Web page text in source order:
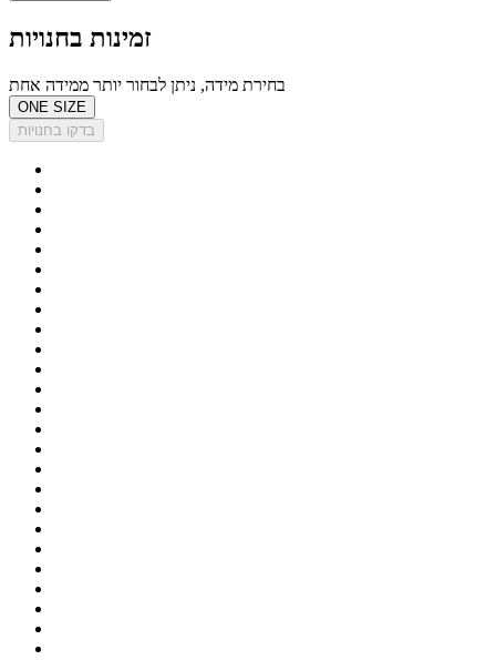
זמינות בחנויות
בחירת מידה, ניתן לבחור יותר ממידה אחת
ONE SIZE
בדקו בחנויות